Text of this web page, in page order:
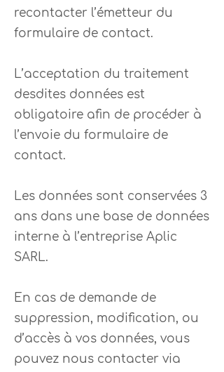
recontacter l’émetteur du
formulaire de contact.
L’acceptation du traitement
desdites données est
obligatoire afin de procéder à
l’envoie du formulaire de
contact.
Les données sont conservées 3
ans dans une base de données
interne à l’entreprise Aplic
SARL.
En cas de demande de
suppression, modification, ou
d’accès à vos données, vous
pouvez nous contacter via